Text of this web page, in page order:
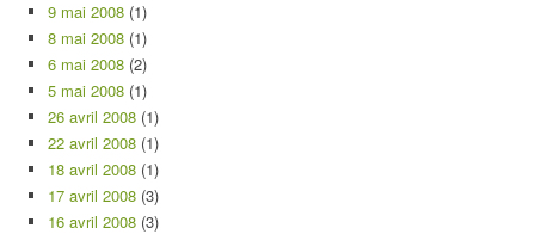
9 mai 2008 (1)
8 mai 2008 (1)
6 mai 2008 (2)
5 mai 2008 (1)
26 avril 2008 (1)
22 avril 2008 (1)
18 avril 2008 (1)
17 avril 2008 (3)
16 avril 2008 (3)